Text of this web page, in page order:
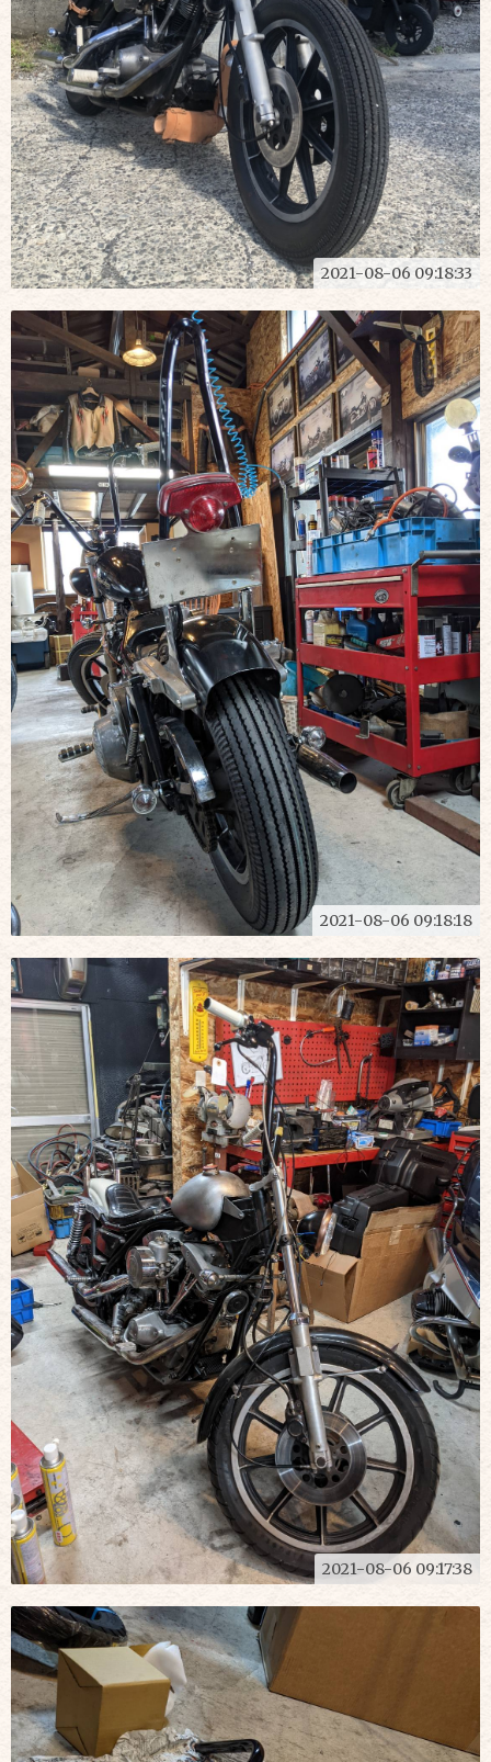
2021-08-06 09:18:33
2021-08-06 09:18:18
2021-08-06 09:17:38